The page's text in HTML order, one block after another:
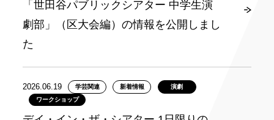
「世田谷パブリックシアター 中学生演
劇部」（区大会編）の情報を公開しまし
た
2026.06.19 学芸関連 新着情報
演劇
ワークショップ